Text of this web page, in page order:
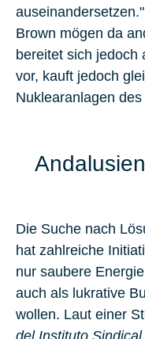
Brown mögen da
bereitet sich jedoch
vor, kauft jedoch
Nuklearanlagen
Die Suche nach
hat zahlreiche
nur saubere
auch als lukrative
wollen. Laut einer